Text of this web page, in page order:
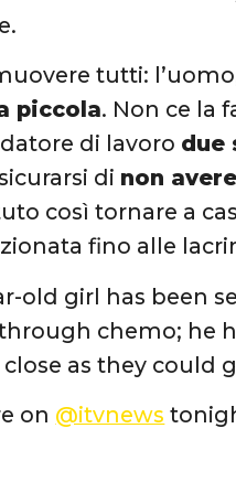
tutti:
piccola. Non ce la
di lavoro due
di non
così tornare a
fino alle
old girl has been
chemo; he
as they could
on @itvnews